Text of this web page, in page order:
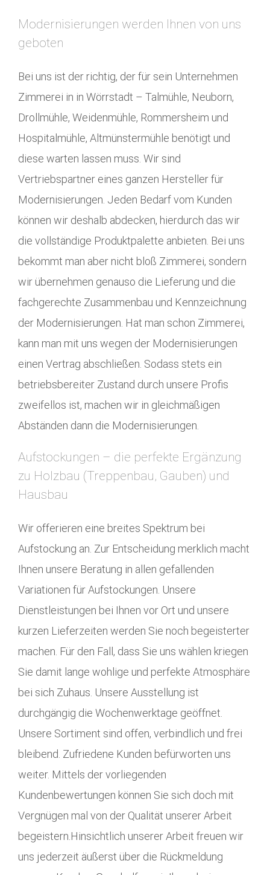
Modernisierungen werden Ihnen von uns
geboten
Bei uns ist der richtig, der für sein Unternehmen
Zimmerei in in Wörrstadt – Talmühle, Neuborn,
Drollmühle, Weidenmühle, Rommersheim und
Hospitalmühle, Altmünstermühle benötigt und
diese warten lassen muss. Wir sind
Vertriebspartner eines ganzen Hersteller für
Modernisierungen. Jeden Bedarf vom Kunden
können wir deshalb abdecken, hierdurch das wir
die vollständige Produktpalette anbieten. Bei uns
bekommt man aber nicht bloß Zimmerei, sondern
wir übernehmen genauso die Lieferung und die
fachgerechte Zusammenbau und Kennzeichnung
der Modernisierungen. Hat man schon Zimmerei,
kann man mit uns wegen der Modernisierungen
einen Vertrag abschließen. Sodass stets ein
betriebsbereiter Zustand durch unsere Profis
zweifellos ist, machen wir in gleichmäßigen
Abständen dann die Modernisierungen.
Aufstockungen – die perfekte Ergänzung
zu Holzbau (Treppenbau, Gauben) und
Hausbau
Wir offerieren eine breites Spektrum bei
Aufstockung an. Zur Entscheidung merklich macht
Ihnen unsere Beratung in allen gefallenden
Variationen für Aufstockungen. Unsere
Dienstleistungen bei Ihnen vor Ort und unsere
kurzen Lieferzeiten werden Sie noch begeisterter
machen. Für den Fall, dass Sie uns wählen kriegen
Sie damit lange wohlige und perfekte Atmosphäre
bei sich Zuhaus. Unsere Ausstellung ist
durchgängig die Wochenwerktage geöffnet.
Unsere Sortiment sind offen, verbindlich und frei
bleibend. Zufriedene Kunden befürworten uns
weiter. Mittels der vorliegenden
Kundenbewertungen können Sie sich doch mit
Vergnügen mal von der Qualität unserer Arbeit
begeistern.Hinsichtlich unserer Arbeit freuen wir
uns jederzeit äußerst über die Rückmeldung